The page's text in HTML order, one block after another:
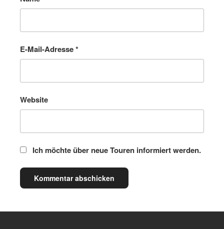
E-Mail-Adresse*
Website
Ich möchte über neue Touren informiert werden.